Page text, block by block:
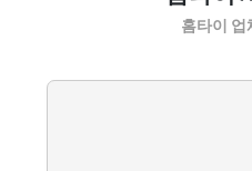
홈타이 업